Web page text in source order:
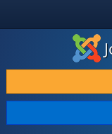
ПРЕУЗИМАЊЕ И
ОТКРИЈТЕ И НАУЧИТЕ
ЗАЈЕДНИЦА И